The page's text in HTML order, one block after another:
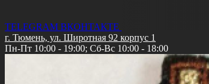
TELEGRAM ВКОНТАКТЕ
г. Тюмень, ул. Широтная 92 корпус 1
Пн-Пт 10:00 - 19:00; Сб-Вс 10:00 - 18:00